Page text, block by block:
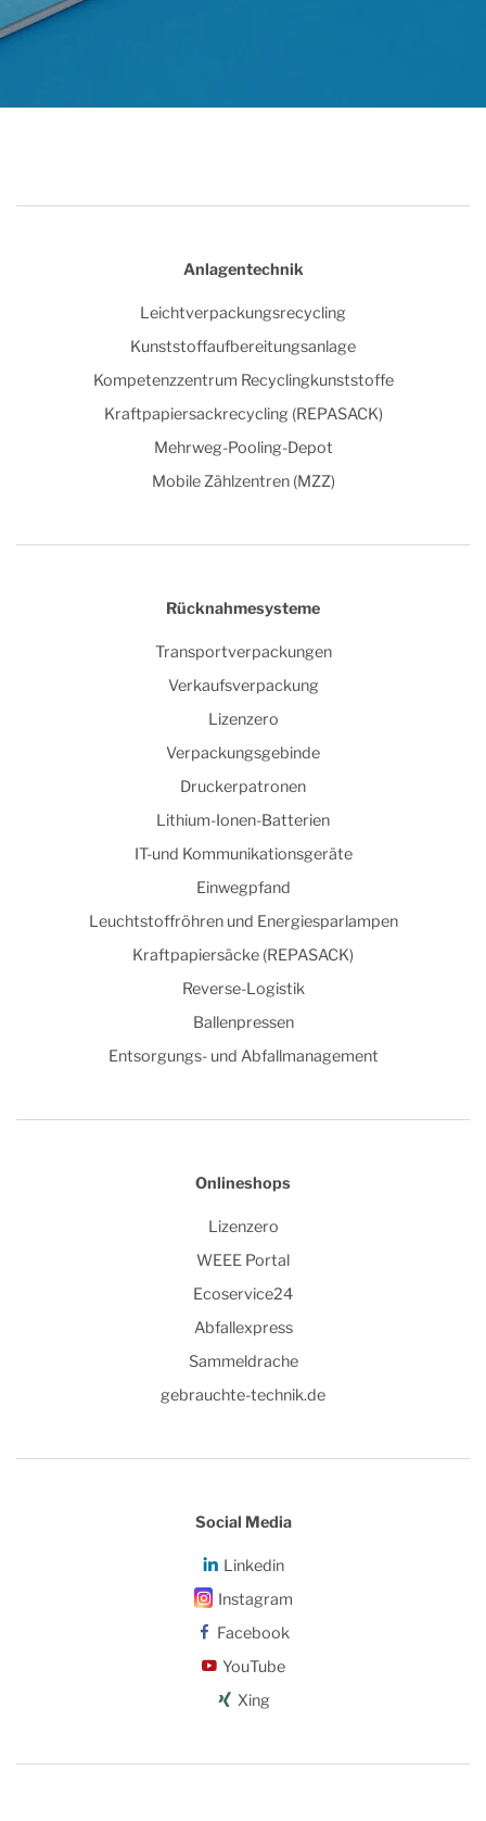
Anlagentechnik
Leichtverpackungsrecycling
Kunststoffaufbereitungsanlage
Kompetenzzentrum Recyclingkunststoffe
Kraftpapiersackrecycling (REPASACK)
Mehrweg-Pooling-Depot
Mobile Zählzentren (MZZ)
Rücknahmesysteme
Transportverpackungen
Verkaufsverpackung
Lizenzero
Verpackungsgebinde
Druckerpatronen
Lithium-Ionen-Batterien
IT-und Kommunikationsgeräte
Einwegpfand
Leuchtstoffröhren und Energiesparlampen
Kraftpapiersäcke (REPASACK)
Reverse-Logistik
Ballenpressen
Entsorgungs- und Abfallmanagement
Onlineshops
Lizenzero
WEEE Portal
Ecoservice24
Abfallexpress
Sammeldrache
gebrauchte-technik.de
Social Media
Linkedin
Instagram
Facebook
YouTube
Xing